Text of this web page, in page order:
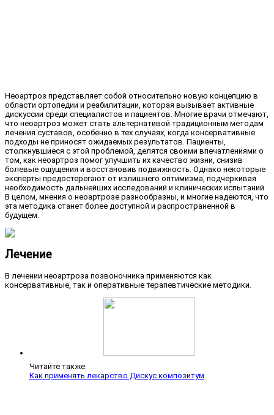
Неоартроз представляет собой относительно новую концепцию в
области ортопедии и реабилитации, которая вызывает активные
дискуссии среди специалистов и пациентов. Многие врачи отмечают,
что неоартроз может стать альтернативой традиционным методам
лечения суставов, особенно в тех случаях, когда консервативные
подходы не приносят ожидаемых результатов. Пациенты,
столкнувшиеся с этой проблемой, делятся своими впечатлениями о
том, как неоартроз помог улучшить их качество жизни, снизив
болевые ощущения и восстановив подвижность. Однако некоторые
эксперты предостерегают от излишнего оптимизма, подчеркивая
необходимость дальнейших исследований и клинических испытаний.
В целом, мнения о неоартрозе разнообразны, и многие надеются, что
эта методика станет более доступной и распространенной в
будущем.
Лечение
В лечении неоартроза позвоночника применяются как
консервативные, так и оперативные терапевтические методики.
Читайте также:
Как применять лекарство Дискус композитум